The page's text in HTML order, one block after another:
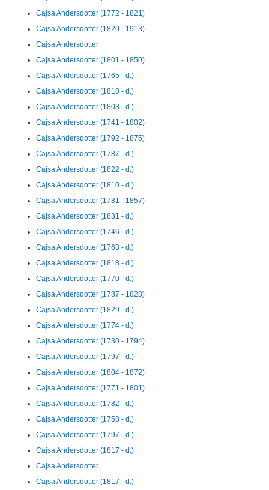
Cajsa Andersdotter (1772 - 1821)
Cajsa Andersdotter (1820 - 1913)
Cajsa Andersdotter
Cajsa Andersdotter (1801 - 1850)
Cajsa Andersdotter (1765 - d.)
Cajsa Andersdotter (1818 - d.)
Cajsa Andersdotter (1803 - d.)
Cajsa Andersdotter (1741 - 1802)
Cajsa Andersdotter (1792 - 1875)
Cajsa Andersdotter (1787 - d.)
Cajsa Andersdotter (1822 - d.)
Cajsa Andersdotter (1810 - d.)
Cajsa Andersdotter (1781 - 1857)
Cajsa Andersdotter (1831 - d.)
Cajsa Andersdotter (1746 - d.)
Cajsa Andersdotter (1763 - d.)
Cajsa Andersdotter (1818 - d.)
Cajsa Andersdotter (1770 - d.)
Cajsa Andersdotter (1787 - 1828)
Cajsa Andersdotter (1829 - d.)
Cajsa Andersdotter (1774 - d.)
Cajsa Andersdotter (1730 - 1794)
Cajsa Andersdotter (1797 - d.)
Cajsa Andersdotter (1804 - 1872)
Cajsa Andersdotter (1771 - 1801)
Cajsa Andersdotter (1782 - d.)
Cajsa Andersdotter (1758 - d.)
Cajsa Andersdotter (1797 - d.)
Cajsa Andersdotter (1817 - d.)
Cajsa Andersdotter
Cajsa Andersdotter (1817 - d.)